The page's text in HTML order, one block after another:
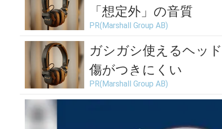
「想定外」の音質
PR(Marshall Group AB)
ガシガシ使えるヘッ
傷がつきにくい
PR(Marshall Group AB)